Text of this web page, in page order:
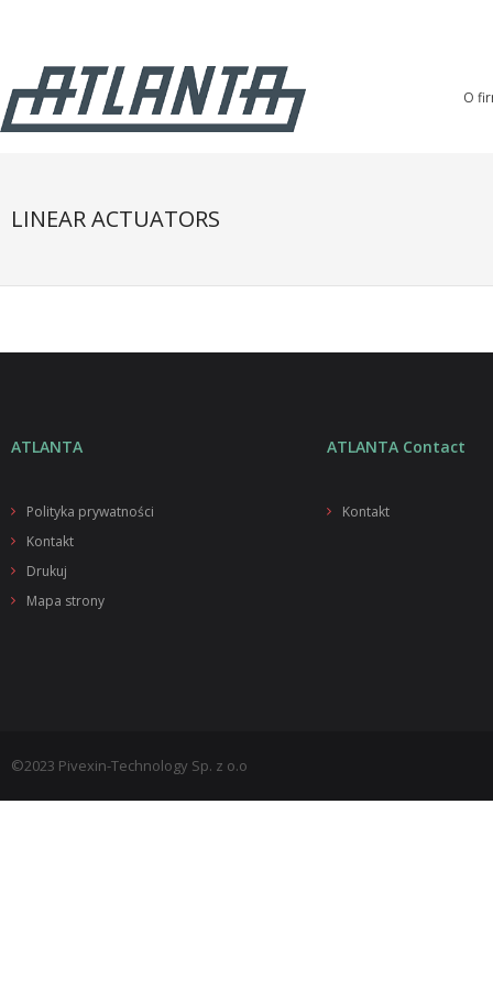
O
LINEAR ACTUATORS
ATLANTA
Polityka prywatności
Kontakt
Drukuj
Mapa strony
ATLANTA Contact
Kontakt
©2023 Pivexin-Technology Sp. z o.o